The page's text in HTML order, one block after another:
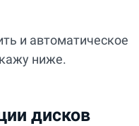
и автоматическое
ниже.
дисков